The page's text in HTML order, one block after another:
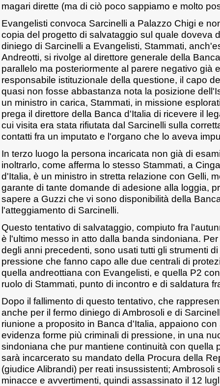
magari dirette (ma di ciò poco sappiamo e molto
Evangelisti convoca Sarcinelli a Palazzo Chigi e
copia del progetto di salvataggio sul quale doveva
diniego di Sarcinelli a Evangelisti, Stammati,
Andreotti, si rivolge al direttore generale della
parallelo ma posteriormente al parere negativo già
responsabile istituzionale della questione, il capo
quasi non fosse abbastanza nota la posizione
un ministro in carica, Stammati, in missione
prega il direttore della Banca d'Italia di ricevere il
cui visita era stata rifiutata dal Sarcinelli sulla
contatti fra un imputato e l'organo che lo aveva
In terzo luogo la persona incaricata non già di
inoltrarlo, come afferma lo stesso Stammati, a
d'Italia, è un ministro in stretta relazione con Gelli,
garante di tante domande di adesione alla loggia,
sapere a Guzzi che vi sono disponibilità della
l'atteggiamento di Sarcinelli.
Questo tentativo di salvataggio, compiuto fra
è l'ultimo messo in atto dalla banda sindoniana.
degli anni precedenti, sono usati tutti gli strumenti
pressione che fanno capo alle due centrali di
quella andreottiana con Evangelisti, e quella P2
ruolo di Stammati, punto di incontro e di saldatura
Dopo il fallimento di questo tentativo, che
anche per il fermo diniego di Ambrosoli e di
riunione a proposito in Banca d'Italia, appaiono
evidenza forme più criminali di pressione, in una
sindoniana che pur mantiene continuità con quella
sarà incarcerato su mandato della Procura della
(giudice Alibrandi) per reati insussistenti; Ambrosoli
minacce e avvertimenti, quindi assassinato il 12